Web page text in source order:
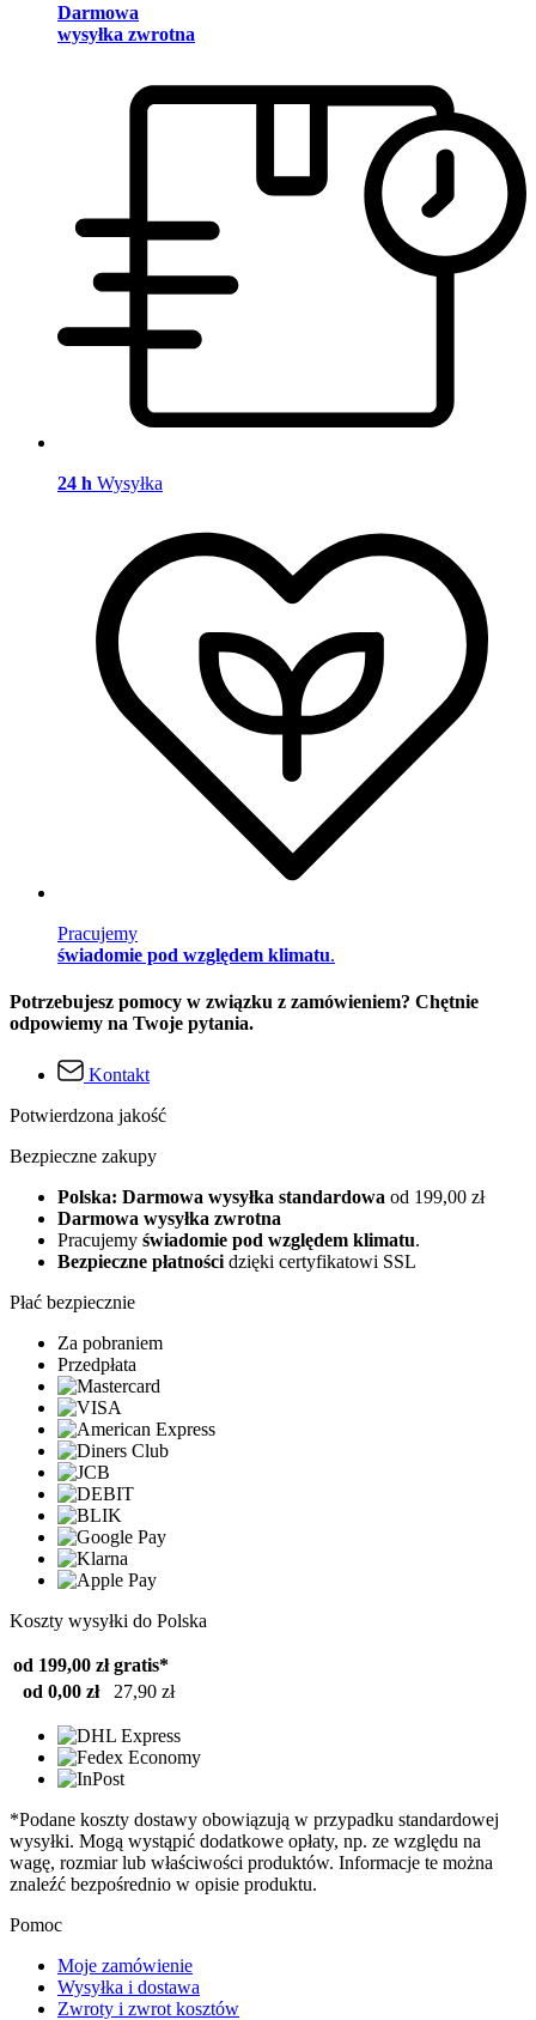
Darmowa
wysyłka zwrotna
24 h Wysyłka
Pracujemy
świadomie pod względem klimatu.
Potrzebujesz pomocy w związku z zamówieniem? Chętnie
odpowiemy na Twoje pytania.
Kontakt
Potwierdzona jakość
Bezpieczne zakupy
Polska: Darmowa wysyłka standardowa od 199,00 zł
Darmowa wysyłka zwrotna
Pracujemy świadomie pod względem klimatu.
Bezpieczne płatności dzięki certyfikatowi SSL
Płać bezpiecznie
Za pobraniem
Przedpłata
Koszty wysyłki do Polska
od 199,00 zł gratis*
od 0,00 zł
27,90 zł
*Podane koszty dostawy obowiązują w przypadku standardowej
wysyłki. Mogą wystąpić dodatkowe opłaty, np. ze względu na
wagę, rozmiar lub właściwości produktów. Informacje te można
znaleźć bezpośrednio w opisie produktu.
Pomoc
Moje zamówienie
Wysyłka i dostawa
Zwroty i zwrot kosztów